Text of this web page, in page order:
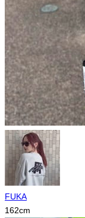
FUKA
162cm